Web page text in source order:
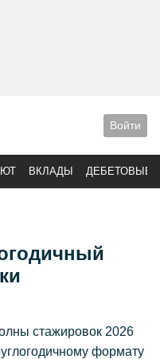
Войти
ВКЛАДЫ ДЕБЕТОВЫЕ
стажировок 2026
формату